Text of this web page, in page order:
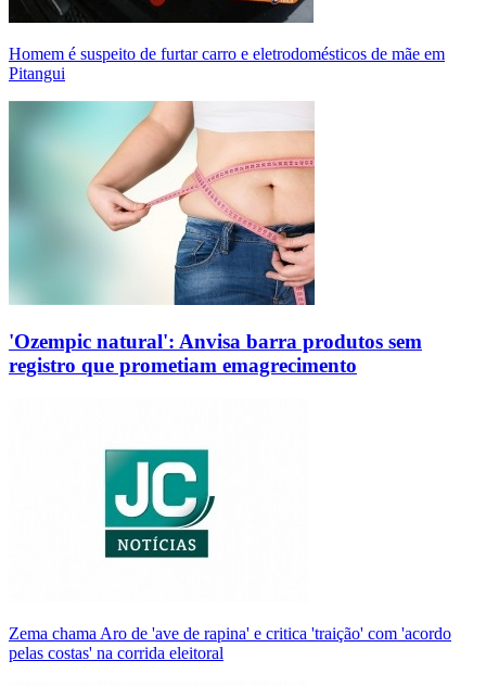
Homem é suspeito de furtar carro e eletrodomésticos de mãe em
Pitangui
'Ozempic natural': Anvisa barra produtos sem
registro que prometiam emagrecimento
Zema chama Aro de 'ave de rapina' e critica 'traição' com 'acordo
pelas costas' na corrida eleitoral